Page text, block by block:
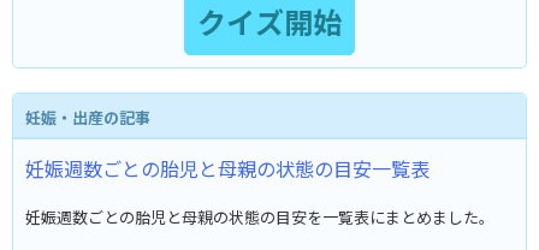
妊娠・出産の記事
妊娠週数ごとの胎児と母親の状態の目安一覧表
妊娠週数ごとの胎児と母親の状態の目安を一覧表にまとめました。